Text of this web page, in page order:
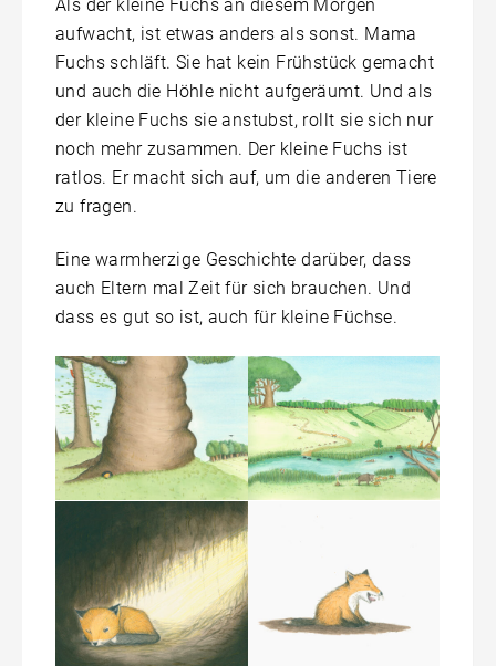
Als der kleine Fuchs an diesem Morgen
aufwacht, ist etwas anders als sonst. Mama
Fuchs schläft. Sie hat kein Frühstück gemacht
und auch die Höhle nicht aufgeräumt. Und als
der kleine Fuchs sie anstubst, rollt sie sich nur
noch mehr zusammen. Der kleine Fuchs ist
ratlos. Er macht sich auf, um die anderen Tiere
zu fragen.
Eine warmherzige Geschichte darüber, dass
auch Eltern mal Zeit für sich brauchen. Und
dass es gut so ist, auch für kleine Füchse.